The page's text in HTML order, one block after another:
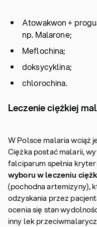
Atowakwon +
np. Malarone;
Meflochina;
doksycyklina;
chlorochina.
Leczenie ciężkiej
W Polsce malaria wciąż
Ciężka postać malarii,
falciparum spełnia
wyboru w leczeniu
(pochodna artemizyny),
odzyskania przez
ocenia się stan
inny lek